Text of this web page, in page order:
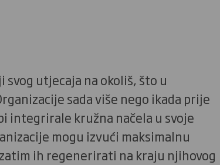
utjecaja na okoliš, što u
sada više nego ikada prije
integrirale kružna načela u svoje
mogu izvući maksimalnu
ih regenerirati na kraju njihovog